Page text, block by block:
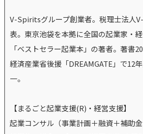
V-Spiritsグループ創業者。税理士法人
表。東京池袋を本拠に全国の起業家・
「ベストセラー起業本」の著者。著書
経済産業省後援「DREAMGATE」で12
一。
【まるごと起業支援(R)・経営支援】
起業コンサル（事業計画＋融資＋補助